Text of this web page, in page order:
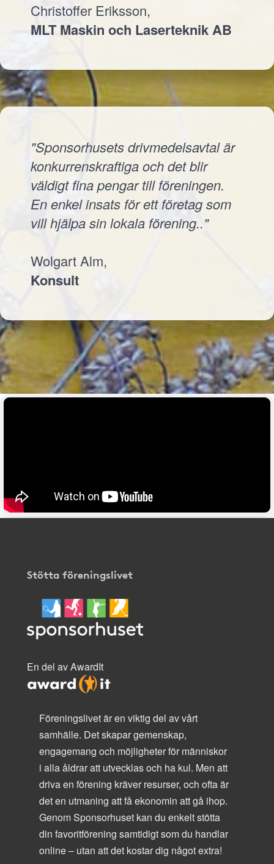
Christoffer Eriksson,
MLT Maskin och Laserteknik AB
"Sponsorhusets drivmedelsavtal är
konkurrenskraftiga och det blir
väldigt fina pengar till föreningen.
En enkel insats för ett företag som
vill hjälpa sin lokala förening.."
Wolgart Alm,
Konsult
Stötta föreningslivet
En del av AwardIt
Föreningslivet är en viktig del av vårt
samhälle. Det skapar gemenskap,
engagemang och möjligheter för människor
i alla åldrar att utvecklas och ha kul. Men att
driva en förening kräver resurser, och ofta är
det en utmaning att få ekonomin att gå ihop.
Genom Sponsorhuset kan du enkelt stötta
din favoritförening samtidigt som du handlar
online – utan att det kostar dig något extra!